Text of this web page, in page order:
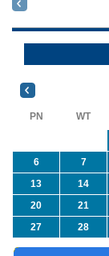
PN WT
6
7
13
14
20
21
27
28